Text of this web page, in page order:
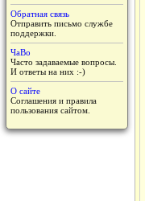
Обратная связь
Отправить письмо службе
поддержки.
ЧаВо
Часто задаваемые вопросы.
И ответы на них :-)
О сайте
Соглашения и правила
пользования сайтом.